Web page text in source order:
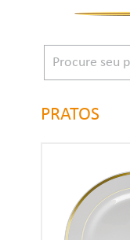
PRATOS